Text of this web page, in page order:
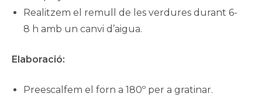
Realitzem el remull de les verdures durant 6-
8 h amb un canvi d’aigua.
Elaboració:
Preescalfem el forn a 180º per a gratinar.